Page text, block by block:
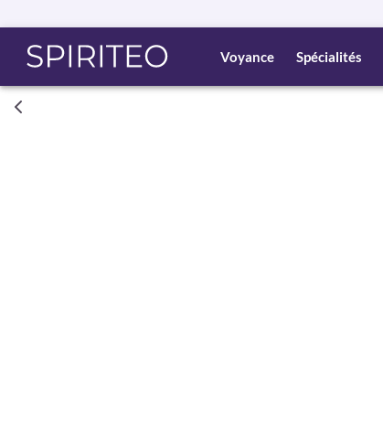
Voyance Spécialités